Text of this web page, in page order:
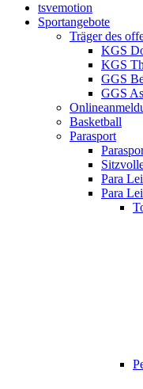
tsvemotion
Sportangebote
Träger des
KGS
KGS
GGS
GGS
Basketball
Parasport
Para
Para